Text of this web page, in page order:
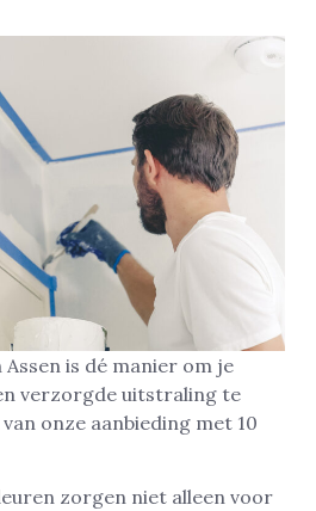
is dé manier om je
verzorgde uitstraling te
onze aanbieding met 10
zorgen niet alleen voor